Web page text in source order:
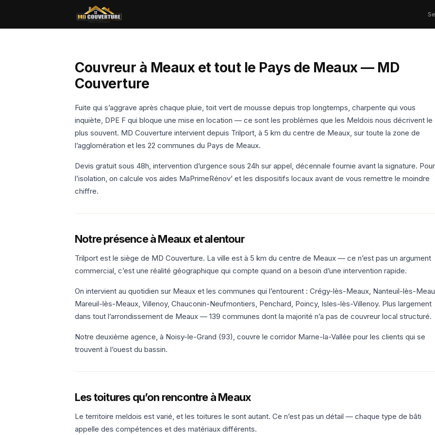
Couvreur à Meaux et tout le Pays de Meaux — MD
Couverture
Fuite qui s’aggrave après chaque pluie, toit vert de mousse depuis trop longtemps, charpente qui vous
inquiète, DPE F qui bloque une mise en location — ce sont les problèmes que les Meldois nous décrivent le
plus souvent. MD Couverture intervient depuis Trilport, à 5 km du centre de Meaux, sur toute la zone de
l’agglomération et les 22 communes du Pays de Meaux.
Devis gratuit sous 48h, intervention d’urgence sous 24h sur appel, décennale fournie avant la signature. Pour
l’isolation, on calcule vos aides MaPrimeRénov’ et les dispositifs locaux avant de vous remettre le moindre
chiffre.
Notre présence à Meaux et alentour
Trilport est le siège de MD Couverture. La ville est à 5 km du centre de Meaux — ce n’est pas un argument
commercial, c’est une réalité géographique qui compte quand on a besoin d’une intervention rapide.
On intervient au quotidien sur Meaux et les communes qui l’entourent : Crégy-lès-Meaux, Nanteuil-lès-
Mareuil-lès-Meaux, Villenoy, Chauconin-Neufmontiers, Penchard, Poincy, Isles-lès-Villenoy. Plus largement
dans tout l’arrondissement de Meaux — 139 communes dont la majorité n’a pas de couvreur local structuré.
Notre deuxième agence, à Noisy-le-Grand (93), couvre le corridor Marne-la-Vallée pour les clients qui se
trouvent à l’ouest du bassin.
Les toitures qu’on rencontre à Meaux
Le territoire meldois est varié, et les toitures le sont autant. Ce n’est pas un détail — chaque type de bâti
appelle des compétences et des matériaux différents.